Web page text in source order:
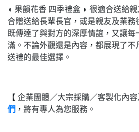
◖ 果韻花香 四季禮盒 ◗ 很適合送給
合贈送給長輩長官，或是親友及業務
既傳達了與對方的深厚情誼，又讓
滿。不論外觀還是內容，都展現了不
送禮的最佳選擇。
【 企業團體／大宗採購／客製化內
們 ，將有專人為您服務。